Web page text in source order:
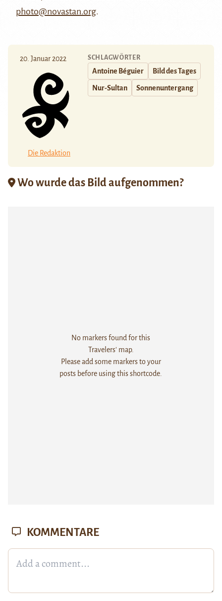
photo@novastan.org.
20. Januar 2022
Die Redaktion
SCHLAGWÖRTER
Antoine Béguier Bild des Tages
Nur-Sultan Sonnenuntergang
Wo wurde das Bild aufgenommen?
No markers found for this
Travelers' map.
Please add some markers to your
posts before using this shortcode.
KOMMENTARE